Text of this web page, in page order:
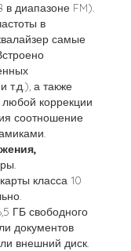
в диапазоне FM).
в
самые
т.д.), а также
коррекции
соотношение
класса 10
ГБ свободного
документов
внешний диск.